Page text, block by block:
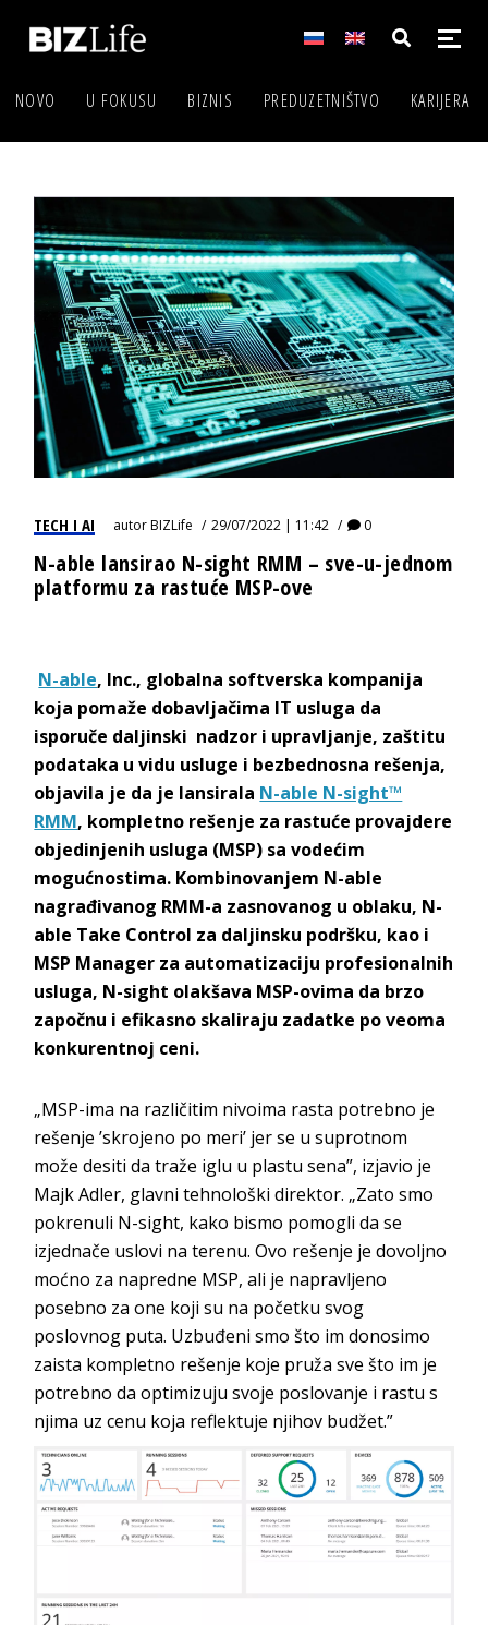
NOVO U FOKUSU BIZNIS PREDUZETNIŠTVO KARIJERA
TECH I AI autorBIZLife 29/07/2022 | 11:42 0
N-able lansirao N-sight RMM – sve-u-jednom
platformu za rastuće MSP-ove
N-able, Inc., globalna softverska kompanija
koja pomaže dobavljačima IT usluga da
isporuče daljinski nadzor i upravljanje, zaštitu
podataka u vidu usluge i bezbednosna rešenja,
objavila je da je lansirala N-able N-sight™
RMM, kompletno rešenje za rastuće provajdere
objedinjenih usluga (MSP) sa vodećim
mogućnostima. Kombinovanjem N-able
nagrađivanog RMM-a zasnovanog u oblaku, N-
able Take Control za daljinsku podršku, kao i
MSP Manager za automatizaciju profesionalnih
usluga, N-sight olakšava MSP-ovima da brzo
započnu i efikasno skaliraju zadatke po veoma
konkurentnoj ceni.
„MSP-ima na različitim nivoima rasta potrebno je
rešenje ’skrojeno po meri’ jer se u suprotnom
može desiti da traže iglu u plastu sena”, izjavio je
Majk Adler, glavni tehnološki direktor. „Zato smo
pokrenuli N-sight, kako bismo pomogli da se
izjednače uslovi na terenu. Ovo rešenje je dovoljno
moćno za napredne MSP, ali je napravljeno
posebno za one koji su na početku svog
poslovnog puta. Uzbuđeni smo što im donosimo
zaista kompletno rešenje koje pruža sve što im je
potrebno da optimizuju svoje poslovanje i rastu s
njima uz cenu koja reflektuje njihov budžet.”